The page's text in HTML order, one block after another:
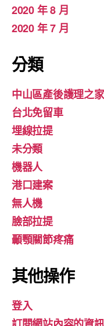
2020 年 8 月
2020 年 7 月
分類
中山區產後護理之家
台北免留車
埋線拉提
未分類
機器人
港口建案
無人機
臉部拉提
顳顎關節疼痛
其他操作
登入